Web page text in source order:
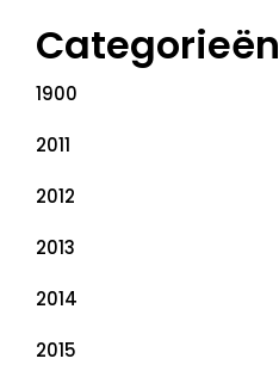
Categorieën
1900
2011
2012
2013
2014
2015